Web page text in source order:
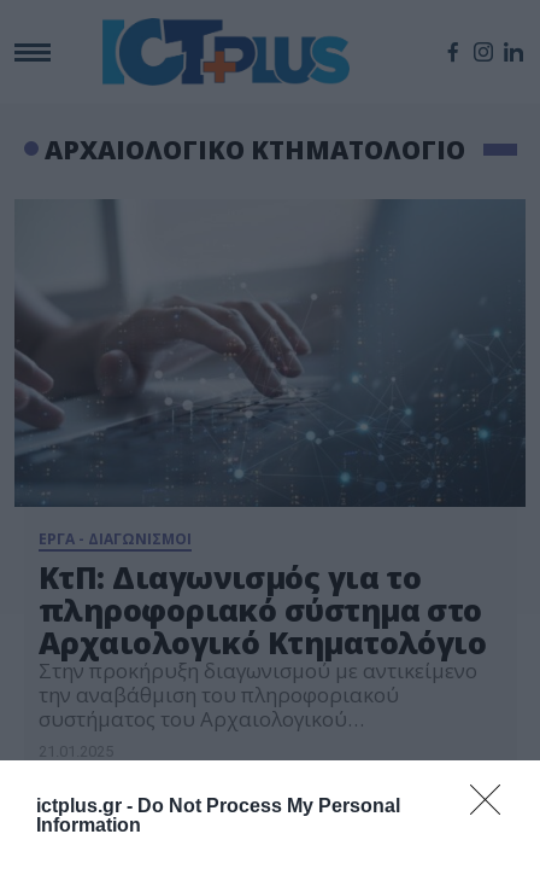
ictplus.gr - Do Not Process My Personal
Information
ΑΡΧΑΙΟΛΟΓΙΚΟ ΚΤΗΜΑΤΟΛΟΓΙΟ
ΕΡΓΑ - ΔΙΑΓΩΝΙΣΜΟΙ
ΚτΠ: Διαγωνισμός για το
πληροφοριακό σύστημα στο
Αρχαιολογικό Κτηματολόγιο
Στην προκήρυξη διαγωνισμού με αντικείμενο
την αναβάθμιση του πληροφοριακού
συστήματος του Αρχαιολογικού
προχώρησε η Κοινωνία της Πληροφορίας.
Αντικείμενο του έργου αποτελεί η αξιοποίηση
των πιο πρόσφατων τεχνολογιών
πληροφορικής και, προκειμένου να